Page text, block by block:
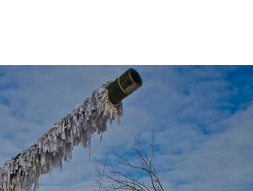
TERÁ LUGAR EM OUTUBRO